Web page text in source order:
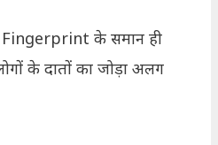
के समान ही
के दातों का जोड़ा अलग